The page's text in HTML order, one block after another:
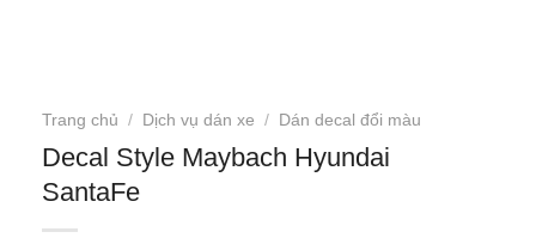
Trang chủ / Dịch vụ dán xe / Dán decal đổi màu
Decal Style Maybach Hyundai
SantaFe